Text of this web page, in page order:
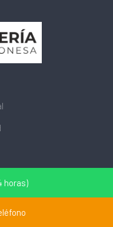
horas)
mobiliario escolar cerca